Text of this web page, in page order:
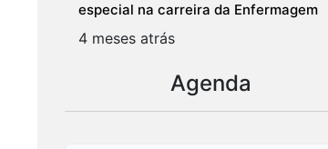
especial na carreira da Enfermagem
4 meses atrás
Agenda